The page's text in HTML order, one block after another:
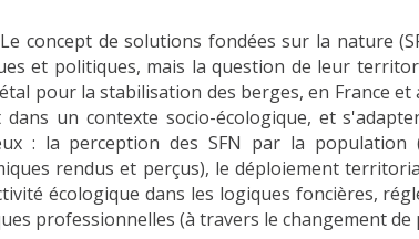
concept de solutions fondées sur la nature
et politiques, mais la question de leur
pour la stabilisation des berges, en France
dans un contexte socio-écologique, et
: la perception des SFN par la population
rendus et perçus), le déploiement
écologique dans les logiques foncières,
professionnelles (à travers le changement de